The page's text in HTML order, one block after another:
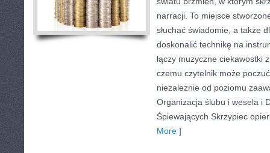
narracji. To miejsce
słuchać świadomie, a także
doskonalić technikę na
łączy muzyczne ciekawostki
czemu czytelnik może
niezależnie od poziomu
Organizacja ślubu i wesela i
Śpiewających Skrzypiec
More ]